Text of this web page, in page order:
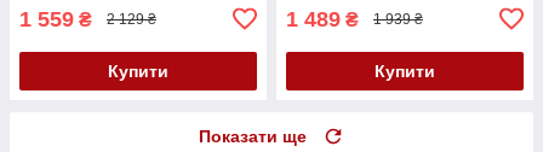
1 559 ₴ 2 129 ₴
Купити
1 489 ₴ 1 939 ₴
Купити
Показати ще